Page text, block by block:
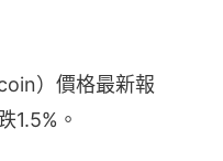
）價格最新報
1.5%。